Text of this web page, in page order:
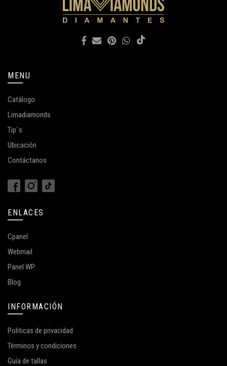
MENU
Catálogo
Limadiamonds
Tip´s
Ubicación
Contáctanos
ENLACES
Cpanel
Webmail
Panel WP
Blog
INFORMACIÓN
Politicas de privacidad
Términos y condiciones
Guía de tallas